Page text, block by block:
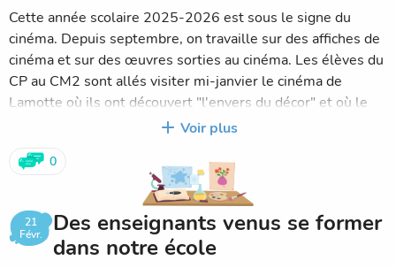
Cette année scolaire 2025-2026 est sous le signe du
cinéma. Depuis septembre, on travaille sur des affiches de
cinéma et sur des œuvres sorties au cinéma. Les élèves du
CP au CM2 sont allés visiter mi-janvier le cinéma de
Lamotte où ils ont découvert "l'envers du décor" et où le
propriétaire des lieux leur a expliqué le fonctionnement du
cinéma. Puis, fin janvier et début février, les élèves, de la
TPS au CM2, se sont rendus au cinéma pour cette fois,
regarder un film qu'ils ont pu ensuite exploiter en classe.
Une séance est encore programmée en mars. Pour la fin de
l'année, il est prévu de créer un petit film avec des
professionnels...
Voir plus
0
21
Févr.
Des enseignants venus se former
dans notre école